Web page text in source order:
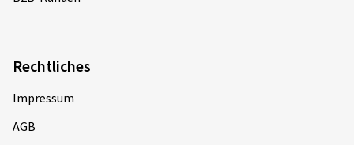
Rechtliches
Impressum
AGB